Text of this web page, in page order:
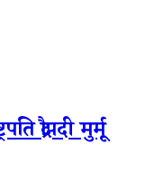
द्रौपदी मुर्मू